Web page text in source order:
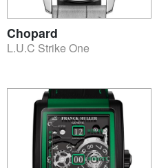
Chopard
L.U.C Strike One